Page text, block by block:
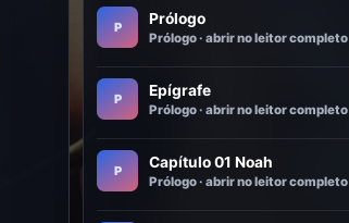
P
Prólogo
Prólogo · abrir no leitor completo
P
Epígrafe
Prólogo · abrir no leitor completo
P
Capítulo 01 Noah
Prólogo · abrir no leitor completo